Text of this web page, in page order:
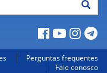
Perguntas frequentes
Fale conosco